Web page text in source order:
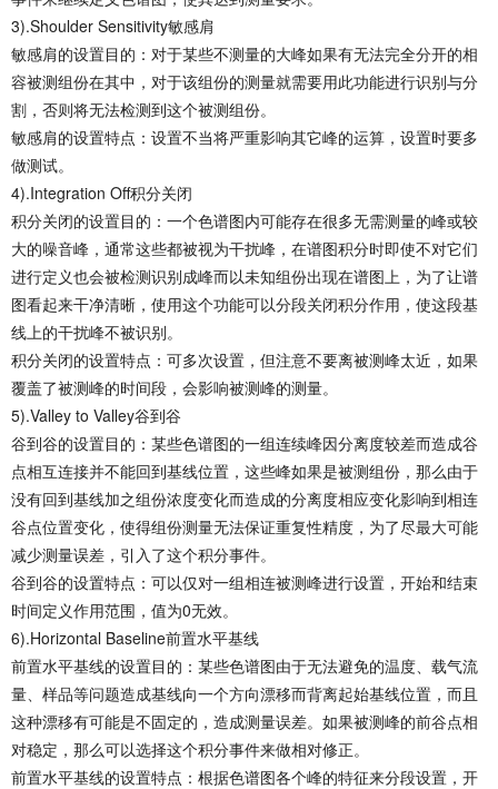
3).Shoulder Sensitivity敏感肩
敏感肩的设置目的：对于某些不测量的大峰如果有无法完全分开的相
容被测组份在其中，对于该组份的测量就需要用此功能进行识别与分
割，否则将无法检测到这个被测组份。
敏感肩的设置特点：设置不当将严重影响其它峰的运算，设置时要多
做测试。
4).Integration Off积分关闭
积分关闭的设置目的：一个色谱图内可能存在很多无需测量的峰或较
大的噪音峰，通常这些都被视为干扰峰，在谱图积分时即使不对它们
进行定义也会被检测识别成峰而以未知组份出现在谱图上，为了让谱
图看起来干净清晰，使用这个功能可以分段关闭积分作用，使这段基
线上的干扰峰不被识别。
积分关闭的设置特点：可多次设置，但注意不要离被测峰太近，如果
覆盖了被测峰的时间段，会影响被测峰的测量。
5).Valley to Valley谷到谷
谷到谷的设置目的：某些色谱图的一组连续峰因分离度较差而造成谷
点相互连接并不能回到基线位置，这些峰如果是被测组份，那么由于
没有回到基线加之组份浓度变化而造成的分离度相应变化影响到相连
谷点位置变化，使得组份测量无法保证重复性精度，为了尽最大可能
减少测量误差，引入了这个积分事件。
谷到谷的设置特点：可以仅对一组相连被测峰进行设置，开始和结束
时间定义作用范围，值为0无效。
6).Horizontal Baseline前置水平基线
前置水平基线的设置目的：某些色谱图由于无法避免的温度、载气流
量、样品等问题造成基线向一个方向漂移而背离起始基线位置，而且
这种漂移有可能是不固定的，造成测量误差。如果被测峰的前谷点相
对稳定，那么可以选择这个积分事件来做相对修正。
前置水平基线的设置特点：根据色谱图各个峰的特征来分段设置，开